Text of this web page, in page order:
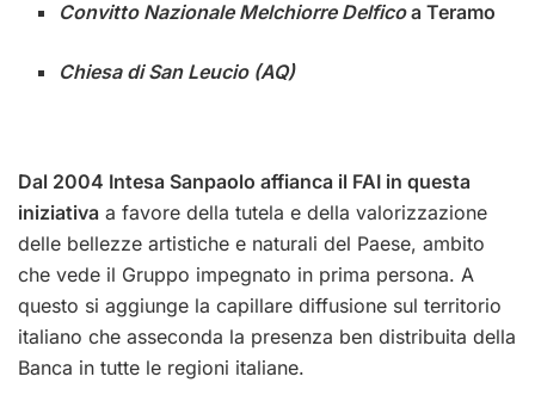
Convitto Nazionale Melchiorre Delficoa Teramo
Chiesa di San Leucio (AQ)
Dal 2004 Intesa Sanpaolo affianca il FAI in questa
iniziativa a favore della tutela e della valorizzazione
delle bellezze artistiche e naturali del Paese, ambito
che vede il Gruppo impegnato in prima persona. A
questo si aggiunge la capillare diffusione sul territorio
italiano che asseconda la presenza ben distribuita della
Banca in tutte le regioni italiane.